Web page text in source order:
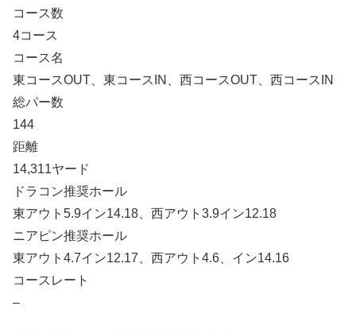
コース数
4コース
コース名
東コースOUT、東コースIN、西コースOUT、西コースIN
総パー数
144
距離
14,311ヤード
ドラコン推奨ホール
東アウト5.9イン14.18、西アウト3.9イン12.18
ニアピン推奨ホール
東アウト4.7イン12.17、西アウト4.6、イン14.16
コースレート
–